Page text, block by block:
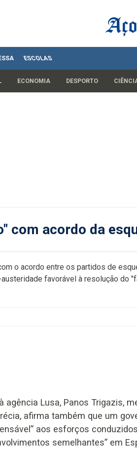
ESCOLAS
ECONOMIA DESPORTO
com acordo da
o acordo entre os partidos de
favorável à resolução do
agência Lusa, Panos Trigazis,
afirma também que um
aos esforços
semelhantes” em